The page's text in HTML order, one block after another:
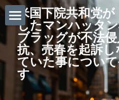
ホーム
Daily News
About Globalists
米国下院共和党
したマンハッタ
ブラッグが不法
抗、売春を起訴
ていた事につい
す